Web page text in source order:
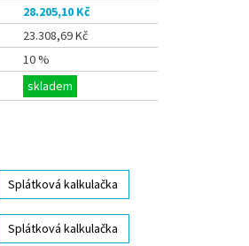
28.205,10 Kč
23.308,69 Kč
10 %
skladem
Splátková kalkulačka
Splátková kalkulačka